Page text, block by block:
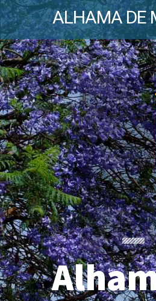
ALHAMA DE